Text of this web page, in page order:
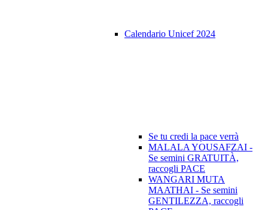
Calendario Unicef 2024
Se tu credi la pace verrà
MALALA YOUSAFZAI -
Se semini GRATUITÀ,
raccogli PACE
WANGARI MUTA
MAATHAI - Se semini
GENTILEZZA, raccogli